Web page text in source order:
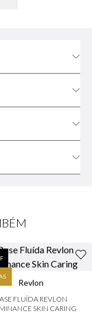
Revlon
FLUÍDA REVLON
SKIN CARING